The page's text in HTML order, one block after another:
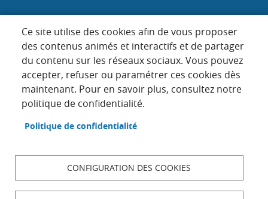
Ce site utilise des cookies afin de vous proposer
des contenus animés et interactifs et de partager
du contenu sur les réseaux sociaux. Vous pouvez
accepter, refuser ou paramétrer ces cookies dès
maintenant. Pour en savoir plus, consultez notre
politique de confidentialité.
Politique de confidentialité
CONFIGURATION DES COOKIES
Menu
Pied
page
ACCUEIL
PLAN DU SITE
CONTACT
DONNÉES PERSONNELLES
COOKIES